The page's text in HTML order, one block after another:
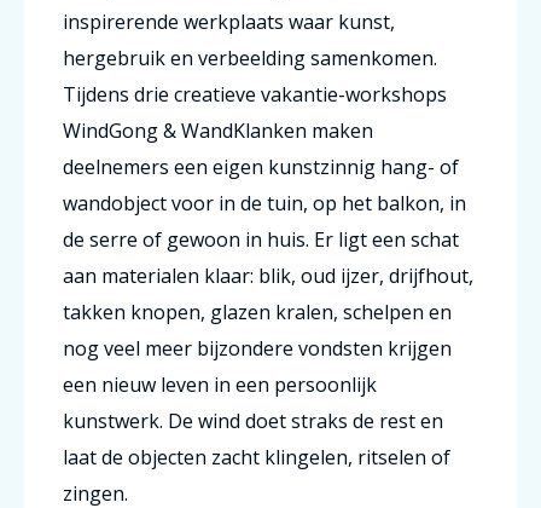
inspirerende werkplaats waar kunst,
hergebruik en verbeelding samenkomen.
Tijdens drie creatieve vakantie-workshops
WindGong & WandKlanken maken
deelnemers een eigen kunstzinnig hang- of
wandobject voor in de tuin, op het balkon, in
de serre of gewoon in huis. Er ligt een schat
aan materialen klaar: blik, oud ijzer, drijfhout,
takken knopen, glazen kralen, schelpen en
nog veel meer bijzondere vondsten krijgen
een nieuw leven in een persoonlijk
kunstwerk. De wind doet straks de rest en
laat de objecten zacht klingelen, ritselen of
zingen.